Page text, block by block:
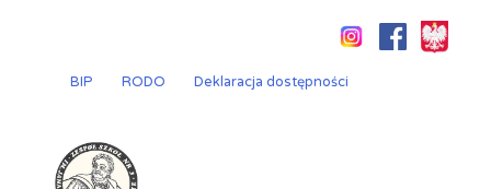
BIP
RODO Deklaracja dostępności